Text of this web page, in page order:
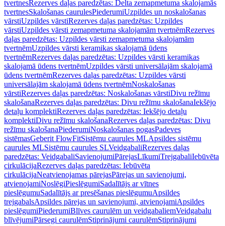
tvertnesRezerves daļas paredzētas: Delta zemapmetuma skalojamās
tvertnesSkalošanas caurulesPiederumiUzpildes un noskalošanas
vārstiUzpildes vārstiRezerves daļas paredzētas: Uzpildes
vārstiUzpildes vārsti zemapmetuma skalojamām tvertnēmRezerves
daļas paredzētas: Uzpildes vārsti zemapmetuma skalojamām
tvertnēmUzpildes vārsti keramikas skalojamā ūdens
tvertnēmRezerves daļas paredzētas: Uzpildes vārsti keramikas
skalojamā ūdens tvertnēmUzpildes vārsti universālajām skalojamā
ūdens tvertnēmRezerves daļas paredzētas: Uzpildes vārsti
universālajām skalojamā ūdens tvertnēmNoskalošanas
vārstiRezerves daļas paredzētas: Noskalošanas vārstiDivu režīmu
skalošanaRezerves daļas paredzētas: Divu režīmu skalošanaIekšējo
detaļu komplektiRezerves daļas paredzētas: Iekšējo detaļu
komplektiDivu režīmu skalošanaRezerves daļas paredzētas: Divu
režīmu skalošanaPiederumiNoskalošanas pogasPadeves
sistēmasGeberit FlowFitSistēmu caurules MLApsildes sistēmu
caurules MLSistēmu caurules SLVeidgabaliRezerves daļas
paredzētas: VeidgabaliSavienojumiPārejasLīkumiTrejgabaliIebūvēta
cirkulācijaRezerves daļas paredzētas: Iebūvēta
cirkulācijaNeatvienojamas pārejasPārejas un savienojumi,
atvienojamiNoslēgiPieslēgumiSadalītājs ar vītnes
pieslēgumuSadalītājs ar presēšanas pieslēgumuApsildes
trejgabalsApsildes pārejas un savienojumi, atvienojamiApsildes
pieslēgumiPiederumiBlīves caurulēm un veidgabaliemVeidgabalu
blīvējumiPārsegi caurulēmStiprinājumi caurulēmStiprinājumi